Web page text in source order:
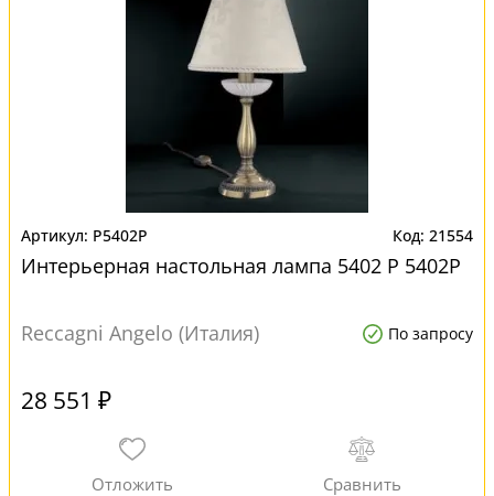
P5402P 21554
Интерьерная настольная лампа 5402 P 5402P
Reccagni Angelo (Италия) По запросу
28 551 ₽